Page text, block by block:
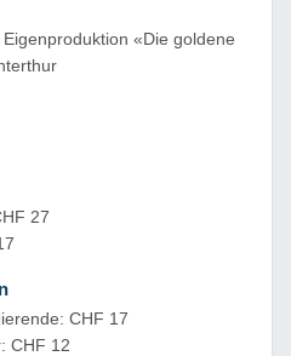
«Die goldene
27
CHF 17
CHF 12